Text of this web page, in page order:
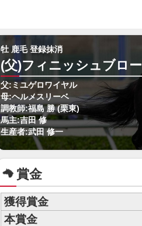
牡 鹿毛 登録抹消
(父)フィニッシュブロー
父:ミユゲロワイヤル
母:ヘルメスリーベ
調教師:福島 勝 (栗東)
馬主:吉田 修
生産者:武田 修一
賞金
獲得賞金
本賞金